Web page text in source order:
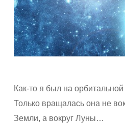
Как-то я был на
Только вращалась она не
Земли, а вокруг Луны…